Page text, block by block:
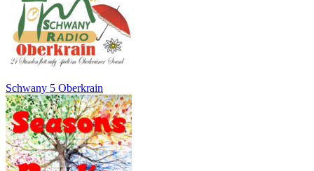
Schwany 5 Oberkrain